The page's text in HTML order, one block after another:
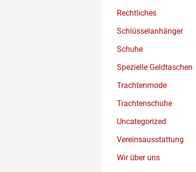
Rechtliches
Schlüsselanhänger
Schuhe
Spezielle Geldtaschen
Trachtenmode
Trachtenschuhe
Uncategorized
Vereinsausstattung
Wir über uns